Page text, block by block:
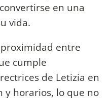
en una
vida.
entre
cumple
de Letizia en
y horarios, lo que no